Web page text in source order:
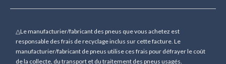
△Le manufacturier/fabricant des pneus que vous achetez est
responsable des frais de recyclage inclus sur cette facture. Le
manufacturier/fabricant de pneus utilise ces frais pour défrayer le coût
de la collecte, du transport et du traitement des pneus usagés.